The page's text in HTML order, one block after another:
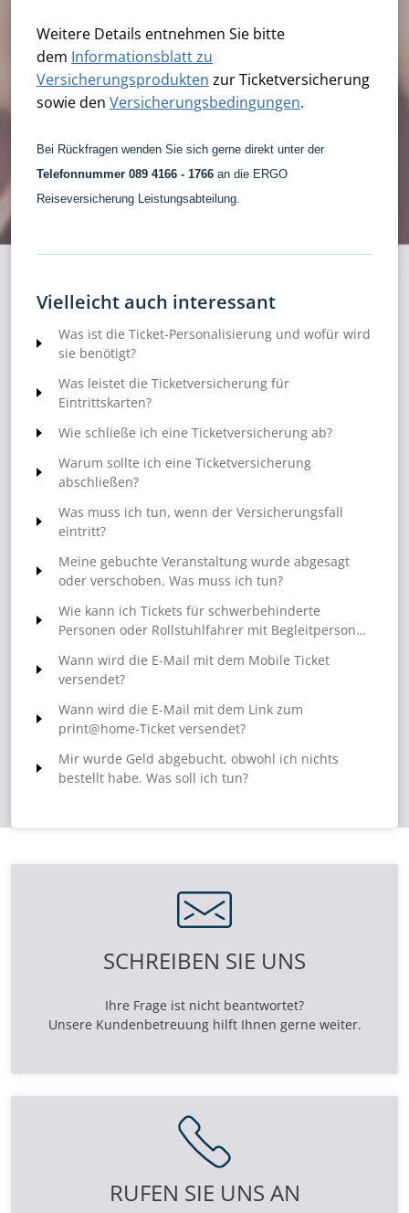
Weitere Details entnehmen Sie bitte
dem Informationsblatt zu
Versicherungsprodukten zur Ticketversicherung
sowie den Versicherungsbedingungen.
Bei Rückfragen wenden Sie sich gerne direkt unter der
Telefonnummer 089 4166 - 1766 an die ERGO
Reiseversicherung Leistungsabteilung.
Vielleicht auch interessant
Was ist die Ticket-Personalisierung und wofür wird
sie benötigt?
Was leistet die Ticketversicherung für
Eintrittskarten?
Wie schließe ich eine Ticketversicherung ab?
Warum sollte ich eine Ticketversicherung
abschließen?
Was muss ich tun, wenn der Versicherungsfall
eintritt?
Meine gebuchte Veranstaltung wurde abgesagt
oder verschoben. Was muss ich tun?
Wie kann ich Tickets für schwerbehinderte
Personen oder Rollstuhlfahrer mit Begleitperson
Wann wird die E-Mail mit dem Mobile Ticket
versendet?
Wann wird die E-Mail mit dem Link zum
print@home-Ticket versendet?
Mir wurde Geld abgebucht, obwohl ich nichts
bestellt habe. Was soll ich tun?
SCHREIBEN SIE UNS
Ihre Frage ist nicht beantwortet?
Unsere Kundenbetreuung hilft Ihnen gerne weiter.
RUFEN SIE UNS AN